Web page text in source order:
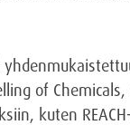
of
kuten